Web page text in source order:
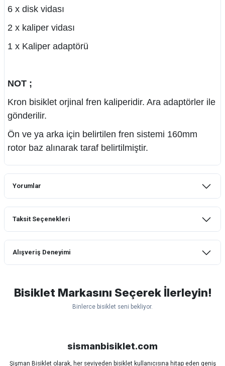
6 x disk vidası
2 x kaliper vidası
1 x Kaliper adaptörü
NOT ;
Kron bisiklet orjinal fren kaliperidir. Ara adaptörler ile
gönderilir.
Ön ve ya arka için belirtilen fren sistemi 160mm
rotor baz alınarak taraf belirtilmiştir.
Yorumlar
Taksit Seçenekleri
Alışveriş Deneyimi
lastik yanak kısmından 3cm yarıldı ama
normal sürüşe uygun
Bahriye Akay Tan | 21/07/2026
Bisiklet Markasını Seçerek İlerleyin!
Binlerce bisiklet seni bekliyor.
sismanbisiklet.com
Şişman Bisiklet olarak, her seviyeden bisiklet kullanıcısına hitap eden geniş